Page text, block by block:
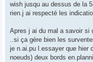
a
g
wish jusqu au dessus de la
rien.j ai respecté les
Apres j ai du mal a savoir si
..si ça gère bien les
je n.ai.pu l.essayer que hier
noeuds) deux bords